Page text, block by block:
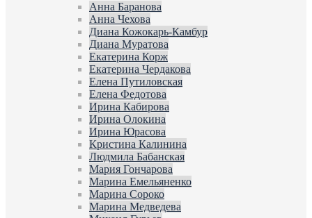
Анна Баранова
Анна Чехова
Диана Кожокарь-Камбур
Диана Муратова
Екатерина Корж
Екатерина Чердакова
Елена Путиловская
Елена Федотова
Ирина Кабирова
Ирина Олокина
Ирина Юрасова
Кристина Калинина
Людмила Бабанская
Мария Гончарова
Марина Емельяненко
Марина Сороко
Марина Медведева